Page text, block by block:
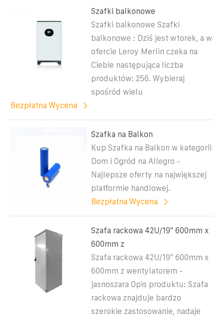
Szafki balkonowe
Szafki balkonowe Szafki
balkonowe : Dziś jest wtorek, a w
ofercie Leroy Merlin czeka na
Ciebie następująca liczba
produktów: 256. Wybieraj
spośród wielu
Bezpłatna Wycena
Szafka na Balkon
Kup Szafka na Balkon w kategorii
Dom i Ogród na Allegro -
Najlepsze oferty na największej
platformie handlowej.
Bezpłatna Wycena
Szafa rackowa 42U/19" 600mm x
600mm z
Szafa rackowa 42U/19" 600mm x
600mm z wentylatorem -
jasnoszara Opis produktu: Szafa
rackowa znajduje bardzo
szerokie zastosowanie, nadaje